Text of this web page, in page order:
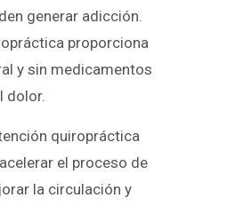
generar adicción.
proporciona
y sin medicamentos
dolor.
quiropráctica
el proceso de
la circulación y